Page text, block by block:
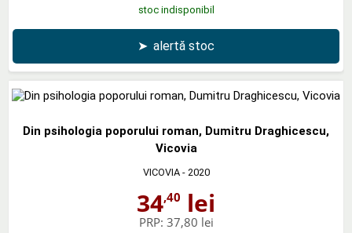
stoc indisponibil
➤ alertă stoc
Din psihologia poporului roman, Dumitru Draghicescu,
Vicovia
VICOVIA- 2020
34,40 lei
PRP: 37,80 lei